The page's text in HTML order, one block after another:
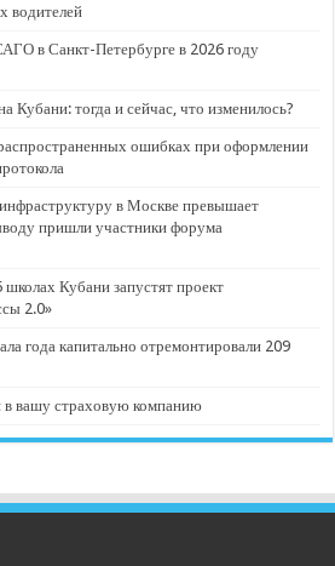
водителей
в Санкт-Петербурге в 2026 году
Кубани: тогда и сейчас, что изменилось?
ошибках при оформлении
в Москве превышает
пришли участники форума
Кубани запустят проект
2.0»
года капитально отремонтировали 209
вашу страховую компанию